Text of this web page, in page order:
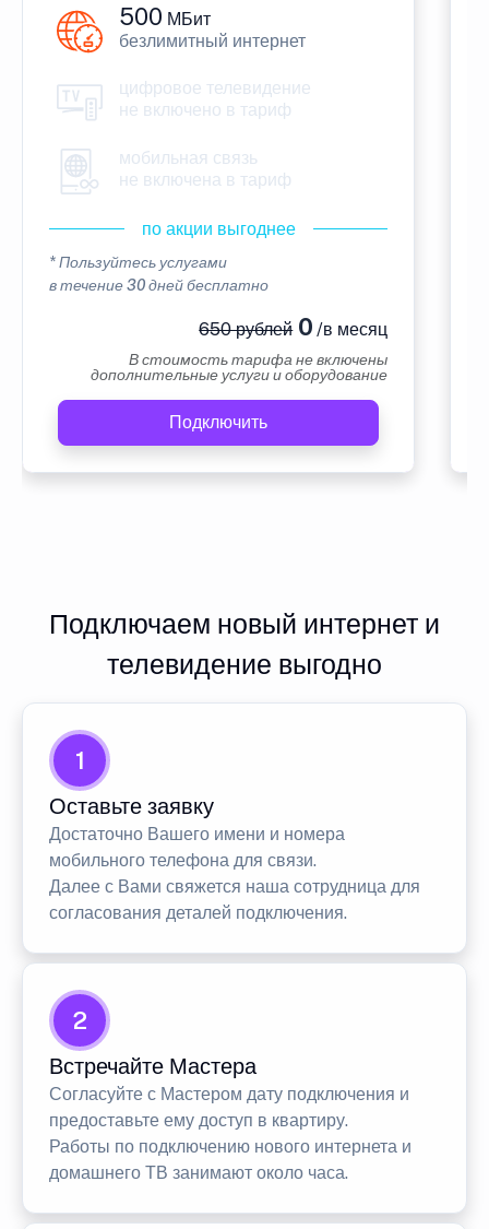
500 МБит
безлимитный интернет
цифровое телевидение
не включено в тариф
мобильная связь
не включена в тариф
по акции выгоднее
* Пользуйтесь услугами
в течение 30 дней бесплатно
650 рублей0 /в месяц
В стоимость тарифа не включены
дополнительные услуги и оборудование
Подключить
Подключаем новый интернет и
телевидение выгодно
1
Оставьте заявку
Достаточно Вашего имени и номера
мобильного телефона для связи.
Далее с Вами свяжется наша сотрудница для
согласования деталей подключения.
2
Встречайте Мастера
Согласуйте с Мастером дату подключения и
предоставьте ему доступ в квартиру.
Работы по подключению нового интернета и
домашнего ТВ занимают около часа.